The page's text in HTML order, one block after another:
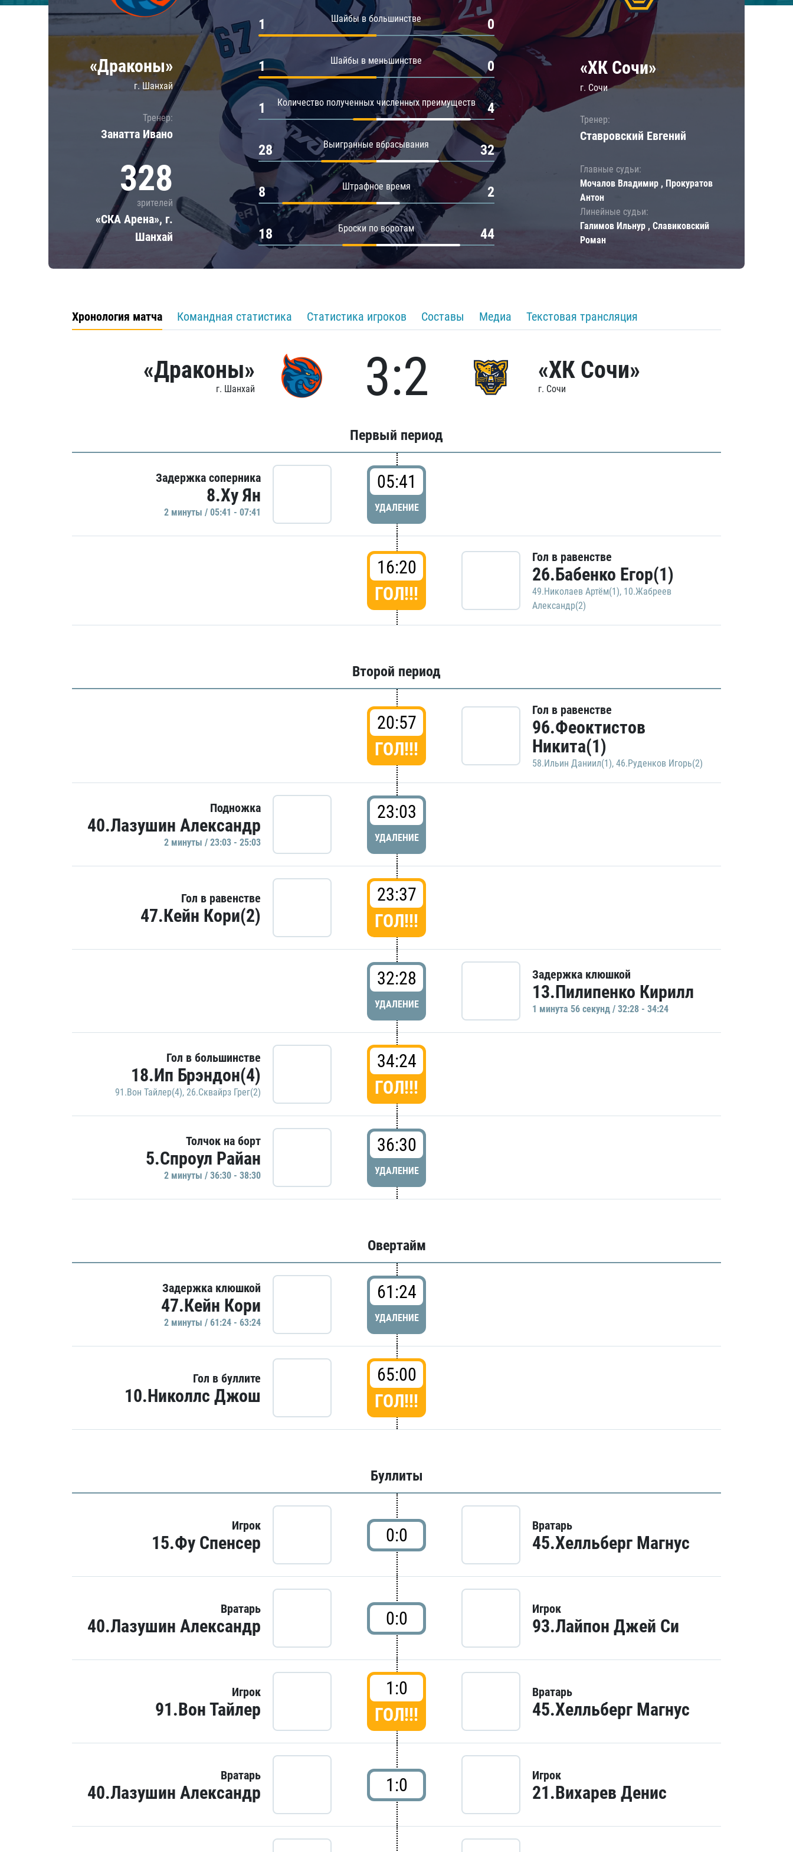
Локомотив
Шанхайские Драконы
Амур
Барыс
Салават Юлаев
«Драконы»
г. Шанхай
Тренер:
Занатта Иванo
328
зрителей
«СКА Арена», г.
Шанхай
Шайбы в большинстве
1 0
Шайбы в меньшинстве
1 0
Количество полученных численных преимуществ
1 4
Выигранные вбрасывания
28 32
Штрафное время
8 2
Броски по воротам
18 44
«ХК Сочи»
г. Сочи
Тренер:
Ставровский Евгений
Главные судьи:
Мочалов Владимир , Прокуратов
Антон
Линейные судьи:
Галимов Ильнур , Славиковский
Роман
Хронология матча Командная статистика Статистика игроков Составы Медиа Текстовая трансляция
«Драконы»
г. Шанхай 3:2 «ХК Сочи»
г. Сочи
Первый период
Задержка соперника
8.Ху Ян
2 минуты / 05:41 - 07:41
05:41
УДАЛЕНИЕ
16:20
ГОЛ!!!
Гол в равенстве
26.Бабенко Егор(1)
49.Николаев Артём(1), 10.Жабреев
Александр(2)
Второй период
20:57
ГОЛ!!!
Гол в равенстве
96.Феоктистов
Никита(1)
58.Ильин Даниил(1), 46.Руденков Игорь(2)
Подножка
40.Лазушин Александр
2 минуты / 23:03 - 25:03
23:03
УДАЛЕНИЕ
Гол в равенстве
47.Кейн Кори(2)
23:37
ГОЛ!!!
32:28
УДАЛЕНИЕ
Задержка клюшкой
13.Пилипенко Кирилл
1 минутa 56 секунд / 32:28 - 34:24
Гол в большинстве
18.Ип Брэндон(4)
91.Вон Тайлер(4), 26.Сквайрз Грег(2)
34:24
ГОЛ!!!
Толчок на борт
5.Спроул Райан
2 минуты / 36:30 - 38:30
36:30
УДАЛЕНИЕ
Овертайм
Задержка клюшкой
47.Кейн Кори
2 минуты / 61:24 - 63:24
61:24
УДАЛЕНИЕ
Гол в буллите
10.Николлс Джош
65:00
ГОЛ!!!
Буллиты
Игрок
15.Фу Спенсер 0:0 Вратарь
45.Хелльберг Магнус
Вратарь
40.Лазушин Александр 0:0 Игрок
93.Лайпон Джей Си
Игрок
91.Вон Тайлер
1:0
ГОЛ!!!
Вратарь
45.Хелльберг Магнус
Вратарь
40.Лазушин Александр 1:0 Игрок
21.Вихарев Денис